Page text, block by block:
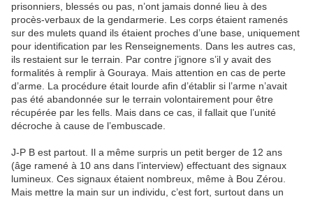
prisonniers, blessés ou pas, n’ont jamais donné lieu à des
procès-verbaux de la gendarmerie. Les corps étaient ramenés
sur des mulets quand ils étaient proches d’une base, uniquement
pour identification par les Renseignements. Dans les autres cas,
ils restaient sur le terrain. Par contre j’ignore s’il y avait des
formalités à remplir à Gouraya. Mais attention en cas de perte
d’arme. La procédure était lourde afin d’établir si l’arme n’avait
pas été abandonnée sur le terrain volontairement pour être
récupérée par les fells. Mais dans ce cas, il fallait que l’unité
décroche à cause de l’embuscade.
J-P B est partout. Il a même surpris un petit berger de 12 ans
(âge ramené à 10 ans dans l’interview) effectuant des signaux
lumineux. Ces signaux étaient nombreux, même à Bou Zérou.
Mais mettre la main sur un individu, c’est fort, surtout dans un